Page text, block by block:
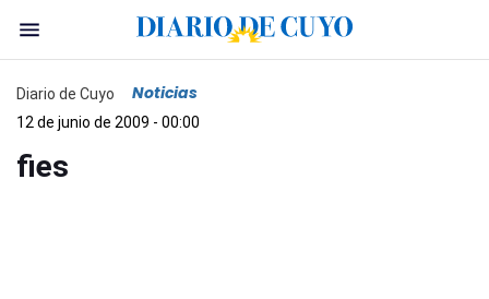
Diario de Cuyo Noticias
12 de junio de 2009 - 00:00
fies